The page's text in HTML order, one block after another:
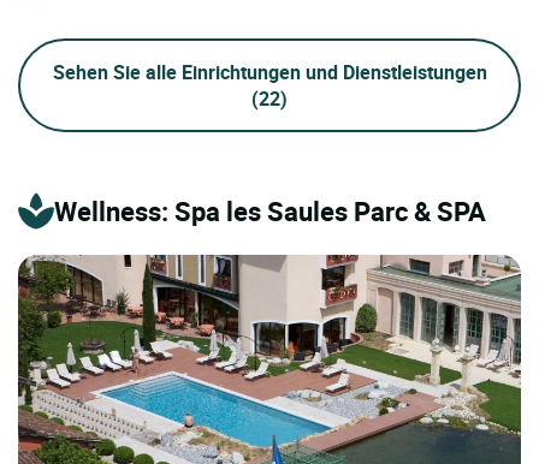
Sehen Sie alle Einrichtungen und Dienstleistungen
(22)
Wellness: Spa les Saules Parc & SPA